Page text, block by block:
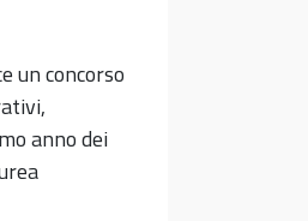
un concorso
anno dei